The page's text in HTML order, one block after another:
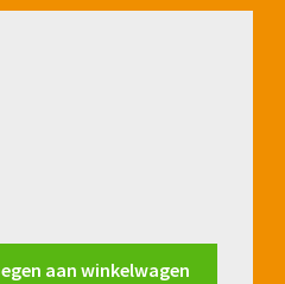
aan winkelwagen